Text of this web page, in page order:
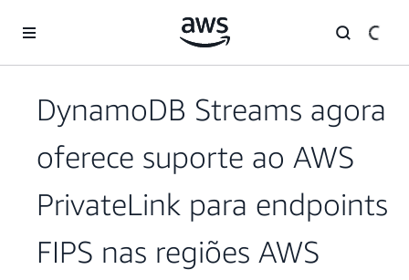
Pular para o conteúdo principal
DynamoDB Streams agora
oferece suporte ao AWS
PrivateLink para endpoints
FIPS nas regiões AWS